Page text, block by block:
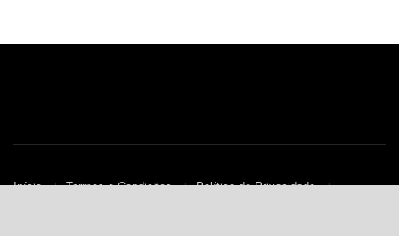
Início Termos e Condições
Política de Privacidade